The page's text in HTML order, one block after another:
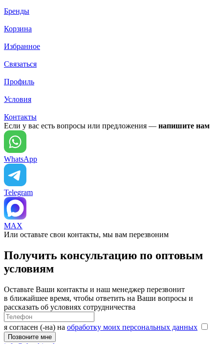
Бренды
Корзина
Избранное
Связаться
Профиль
Условия
Контакты
Если у вас есть вопросы или предложения — напишите нам
WhatsApp
Telegram
MAX
Или оставьте свои контакты, мы вам перезвоним
Получить консультацию по оптовым
условиям
Оставьте Ваши контакты и наш менеджер перезвонит
в ближайшее время, чтобы ответить на Ваши вопросы и
рассказать об условиях сотрудничества
я согласен (-на) на обработку моих персональных данных